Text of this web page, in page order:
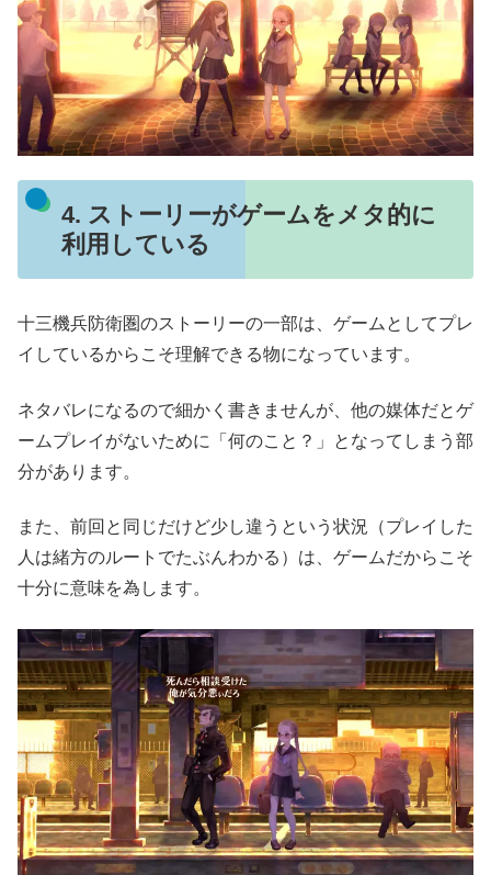
4. ストーリーがゲームをメタ的に
利用している
十三機兵防衛圏のストーリーの一部は、ゲームとしてプレ
イしているからこそ理解できる物になっています。
ネタバレになるので細かく書きませんが、他の媒体だとゲ
ームプレイがないために「何のこと？」となってしまう部
分があります。
また、前回と同じだけど少し違うという状況（プレイした
人は緒方のルートでたぶんわかる）は、ゲームだからこそ
十分に意味を為します。